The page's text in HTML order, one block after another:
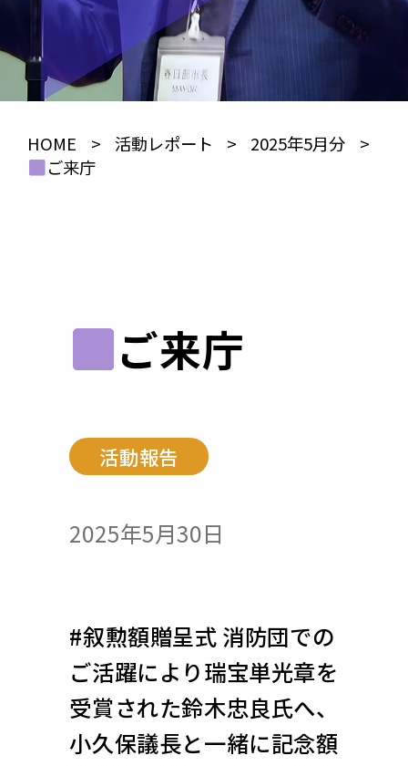
HOME > 活動レポート > 2025年5月分
>
ご来庁
ご来庁
活動報告
2025年5月30日
#叙勲額贈呈式 消防団での
ご活躍により瑞宝単光章を
受賞された鈴木忠良氏へ、
小久保議長と一緒に記念額